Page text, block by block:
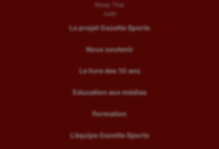
Muay Thaï
Judo
Le projet Gazette Sports
Nous soutenir
Le livre des 10 ans
Education aux médias
Formation
L’équipe Gazette Sports